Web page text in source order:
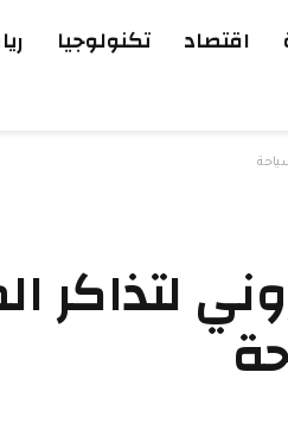
اقتصاد تكنولوجيا
لتذاكر